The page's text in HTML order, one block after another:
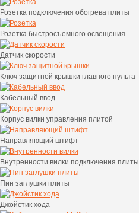
Розетка подключения обогрева плиты
Розетка быстросъемного освещения
Датчик скорости
Ключ защитной крышки главного пульта
Кабельный ввод
Корпус вилки управления плитой
Направляющий штифт
Внутренности вилки подключения плиты
Пин заглушки плиты
Джойстик хода